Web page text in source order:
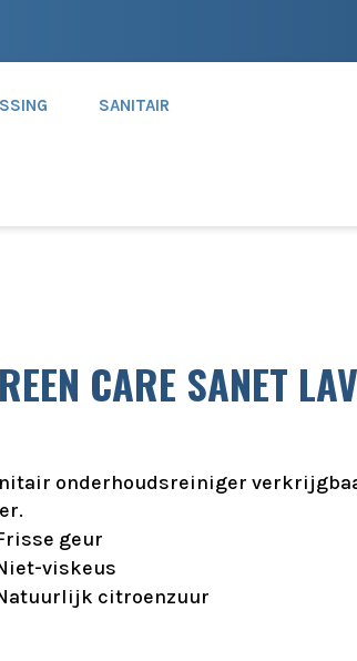
SANITAIR
CARE SANET
onderhoudsreiniger
geur
viskeus
citroenzuur